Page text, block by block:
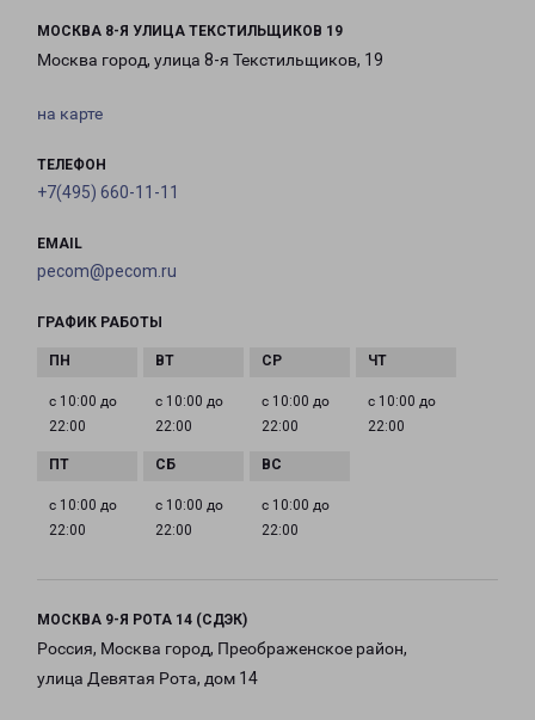
МОСКВА 8-Я УЛИЦА ТЕКСТИЛЬЩИКОВ 19
Москва город, улица 8-я Текстильщиков, 19
на карте
ТЕЛЕФОН
+7(495) 660-11-11
EMAIL
pecom@pecom.ru
ГРАФИК РАБОТЫ
с 10:00 до
22:00
с 10:00 до
22:00
с 10:00 до
22:00
с 10:00 до
22:00
с 10:00 до
22:00
с 10:00 до
22:00
с 10:00 до
22:00
МОСКВА 9-Я РОТА 14 (СДЭК)
Россия, Москва город, Преображенское район,
улица Девятая Рота, дом 14